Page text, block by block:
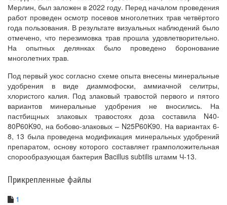
Мерлин, был заложен в 2022 году. Перед началом проведения
работ проведен осмотр посевов многолетних трав четвёртого
года пользования. В результате визуальных наблюдений было
отмечено, что перезимовка трав прошла удовлетворительно.
На опытных делянках было проведено боронование
многолетних трав.
Под первый укос согласно схеме опыта внесены минеральные
удобрения в виде диаммофоски, аммиачной селитры,
хлористого калия. Под злаковый травостой первого и пятого
вариантов минеральные удобрения не вносились. На
пастбищных злаковых травостоях доза составила N40-
80P60K90, на бобово-злаковых – N25P60K90. На вариантах 6-
8, 13 была проведена модификация минеральных удобрений
препаратом, основу которого составляет грамположительная
спорообразующая бактерия Bacillus subtilis штамм Ч-13.
Прикрепленные файлы
1